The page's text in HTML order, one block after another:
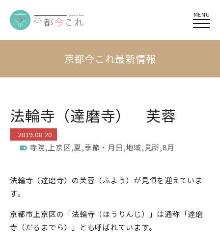
MENU
京都今これ最新情報
法輪寺（達磨寺） 芙蓉
2019.08.20
寺院,上京区,夏,季節・月日 ,地域,見所,8月
法輪寺（達磨寺）の芙蓉（ふよう）が見頃を迎えていま
す。
京都市上京区の「法輪寺（ほうりんじ）」は通称「達磨
寺（だるまでら）」とも呼ばれています。